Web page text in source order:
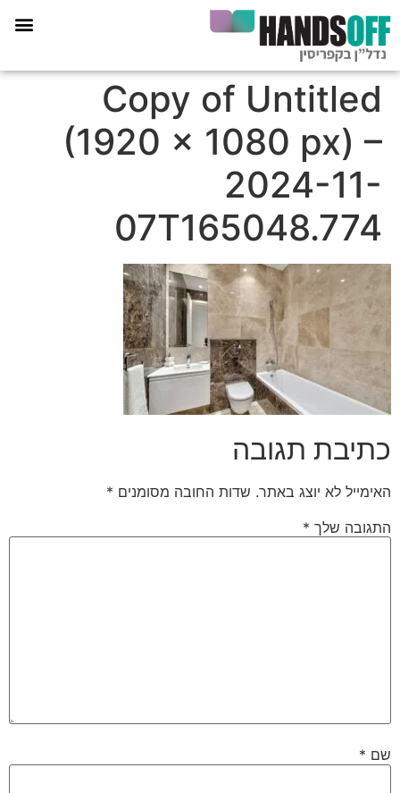
Copy of Untitled
(1920 × 1080 px) –
2024-11-
07T165048.774
כתיבת תגובה
האימייל לא יוצג באתר. שדות החובה מסומנים *
התגובה שלך *
שם *